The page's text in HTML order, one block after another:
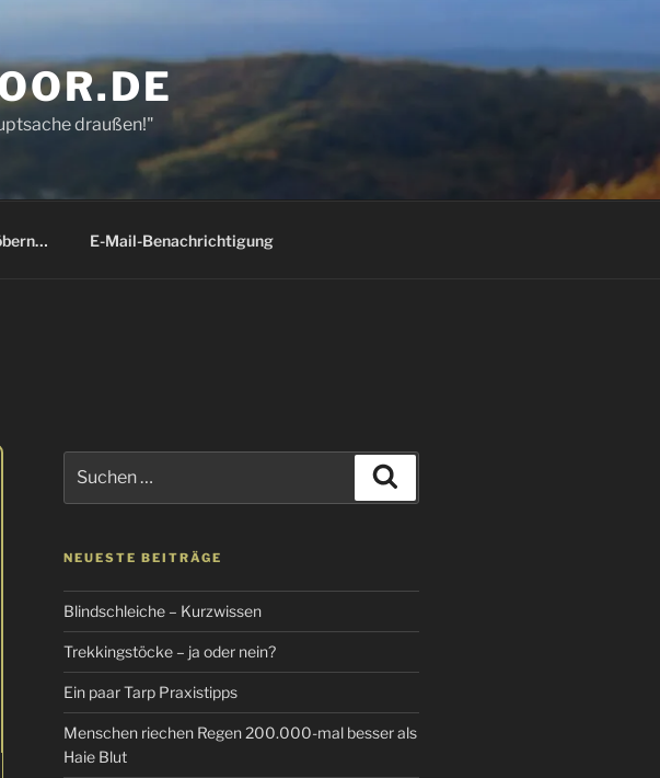
draußen!"
E-Mail-Benachrichtigung
nach:
NEUESTE BEITRÄGE
Blindschleiche – Kurzwissen
Trekkingstöcke – ja oder nein?
Ein paar Tarp Praxistipps
Menschen riechen Regen 200.000-mal besser als
Haie Blut